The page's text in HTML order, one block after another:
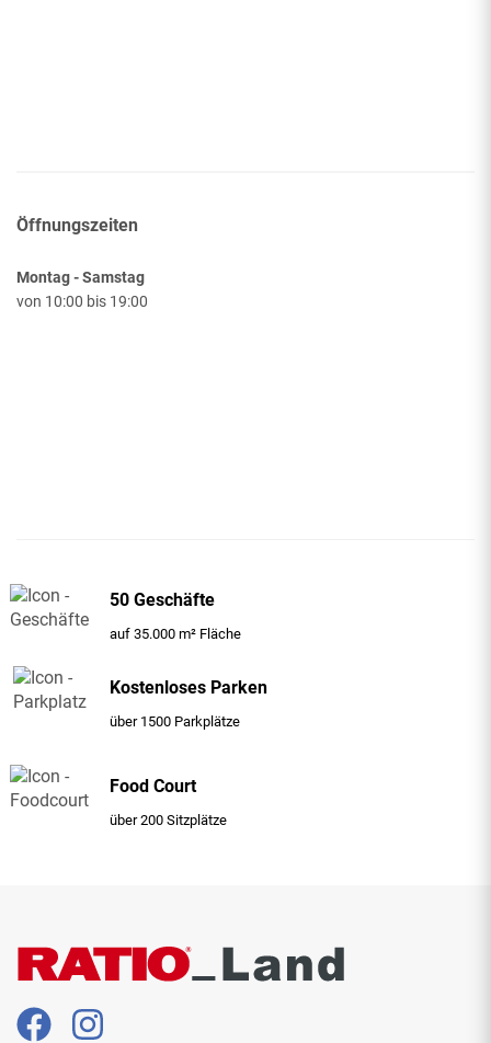
Öffnungszeiten
Montag - Samstag
von 10:00 bis 19:00
50 Geschäfte
auf 35.000 m² Fläche
Kostenloses Parken
über 1500 Parkplätze
Food Court
über 200 Sitzplätze